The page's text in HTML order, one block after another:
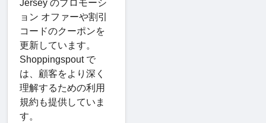
Jersey のプロモーシ
ョン オファーや割引
コードのクーポンを
更新しています。
Shoppingspout で
は、顧客をより深く
理解するための利用
規約も提供していま
す。